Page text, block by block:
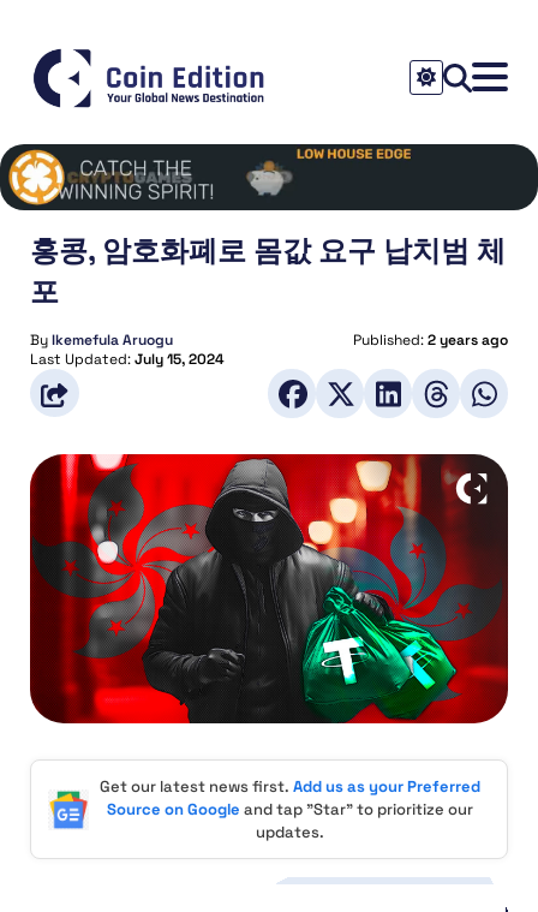
홍콩, 암호화폐로 몸값 요구 납치범 체
포
ByIkemefula Aruogu Published:2 years ago
Last Updated:July 15, 2024
Get our latest news first. Add us as your Preferred
Source on Google and tap "Star" to prioritize our
updates.